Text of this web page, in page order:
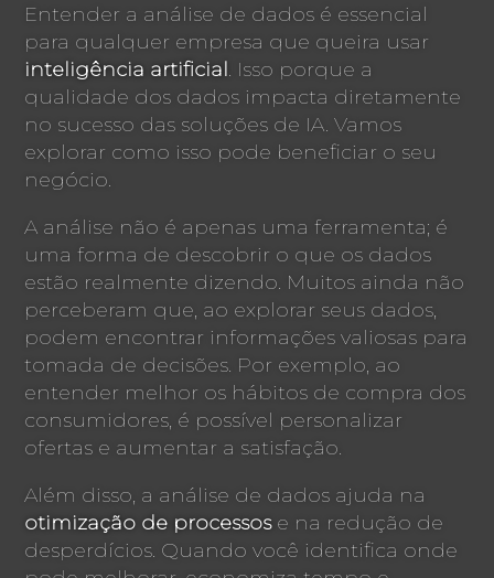
Entender a análise de dados é essencial
para qualquer empresa que queira usar
inteligência artificial. Isso porque a
qualidade dos dados impacta diretamente
no sucesso das soluções de IA. Vamos
explorar como isso pode beneficiar o seu
negócio.
A análise não é apenas uma ferramenta; é
uma forma de descobrir o que os dados
estão realmente dizendo. Muitos ainda não
perceberam que, ao explorar seus dados,
podem encontrar informações valiosas para
tomada de decisões. Por exemplo, ao
entender melhor os hábitos de compra dos
consumidores, é possível personalizar
ofertas e aumentar a satisfação.
Além disso, a análise de dados ajuda na
otimização de processose na redução de
desperdícios. Quando você identifica onde